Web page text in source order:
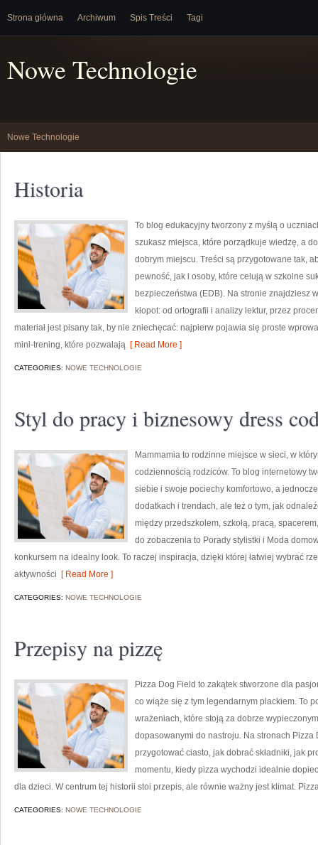
Strona główna Archiwum Spis Treści Tagi
Nowe Technologie
Nowe Technologie
Historia
To blog edukacyjny tworzony z myślą o
szukasz miejsca, które porządkuje wiedzę, a
dobrym miejscu. Treści są przygotowane tak,
pewność, jak i osoby, które celują w szkolne
bezpieczeństwa (EDB). Na stronie znajdziesz
kłopot: od ortografii i analizy lektur, przez
materiał jest pisany tak, by nie zniechęcać: najpierw pojawia się proste
mini-trening, które pozwalają [ Read More ]
CATEGORIES: NOWE TECHNOLOGIE
Styl do pracy i biznesowy dress
Mammamia to rodzinne miejsce w sieci, w
codziennością rodziców. To blog internetowy
siebie i swoje pociechy komfortowo, a
dodatkach i trendach, ale też o tym, jak
między przedszkolem, szkołą, pracą,
do zobaczenia to Porady stylistki i Moda
konkursem na idealny look. To raczej inspiracja, dzięki której łatwiej wybrać
aktywności [ Read More ]
CATEGORIES: NOWE TECHNOLOGIE
Przepisy na pizzę
Pizza Dog Field to zakątek stworzone dla
co wiąże się z tym legendarnym plackiem. To
wrażeniach, które stoją za dobrze
dopasowanymi do nastroju. Na stronach Pizza
przygotować ciasto, jak dobrać składniki, jak
momentu, kiedy pizza wychodzi idealnie
dla dzieci. W centrum tej historii stoi przepis, ale równie ważny jest klimat.
CATEGORIES: NOWE TECHNOLOGIE